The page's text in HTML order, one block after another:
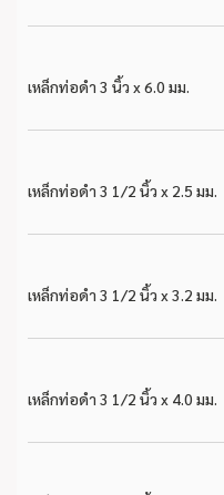
เหล็กท่อดำ 3 นิ้ว x 6.0 มม.
เหล็กท่อดำ 3 1/2 นิ้ว x 2.5 มม.
เหล็กท่อดำ 3 1/2 นิ้ว x 3.2 มม.
เหล็กท่อดำ 3 1/2 นิ้ว x 4.0 มม.